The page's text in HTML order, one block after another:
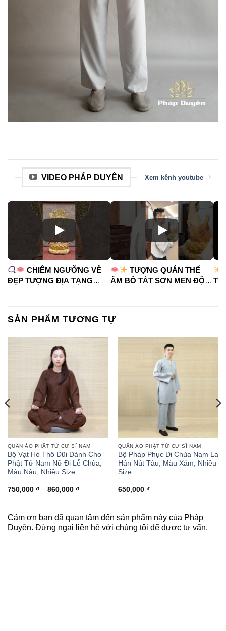
VIDEO PHÁP DUYÊN Xem kênh youtube
CHIÊM NGƯỠNG VẺ
ĐẸP TƯỢNG ĐỊA TẠNG
#tuongphat
#diatangvuongbotat
TƯỢNG QUÁN THẾ
ÂM BỒ TÁT SƠN MEN ĐỘ
SẢN PHẨM TƯƠNG TỰ
QUẦN ÁO PHẬT TỬ CƯ SĨ NAM
Bộ Vạt Hò Thô Đũi Dành Cho
Phật Tử Nam Nữ Đi Lễ Chùa,
Màu Nâu, Nhiều Size
750,000 ₫ – 860,000 ₫Khoảng
đến
860,000 ₫
QUẦN ÁO PHẬT TỬ CƯ SĨ NAM
Bộ Pháp Phục Đi Chùa Nam La
Hán Nút Tàu, Màu Xám, Nhiều
Size
650,000 ₫
Cảm ơn bạn đã quan tâm đến sản phẩm này của Pháp
Duyên. Đừng ngại liên hệ với chúng tôi để được tư vấn.